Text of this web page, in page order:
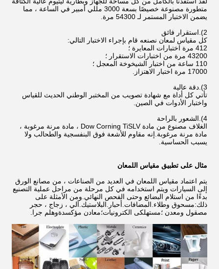
متطورة مصنوعة خصيصًا بسعة 3000 مللي أمبير في الساعة ، مما
يضمن الاختبار المستمر لـ 54300 مرة.
2).استقرار فائق
كل مقياس لمعان نصنعه قام بإجراء الاختبار التالي:
412 مرة اختبارات المعايرة ؛
43200 مرة من اختبارات الاستقرار ؛
110 ساعة من اختبار الشيخوخة المعجل ؛
17000 مرة اختبار الاهتزاز.
3).دقة عالية
تأتي كل أداة مع شهادة تصويب من المختبر الوطني الحديث للقياس
واختبار الأدوات في الصين.
4).الشعور بالراحة
الغلاف مصنوع من مادة Dow Corning TiSLV ، مادة مرنة مرغوبة ،
مادة مرنة مرغوبة.إنه مقاوم للأشعة فوق البنفسجية والطحالب ولا
يسبب الحساسية.
مثال على تطبيق مقياس اللمعان
يتم اعتماد مقياس اللمعان في العديد من الصناعات ، من مصانع الورق
إلى السيارات ويتم استخدامه في كل مرحلة من مراحل عملية التصنيع
بدءًا من استلام البضائع وحتى الفحص النهائي.ومن الأمثلة على
ذلك:مسحوق وطلاء.المضافات.أحبار.البلاستيك.آلي ، زجاج ، حجر
مصقول ومعدن ؛مستهلكى الكترونيات؛معادن مؤكسدةوهلم جرا.